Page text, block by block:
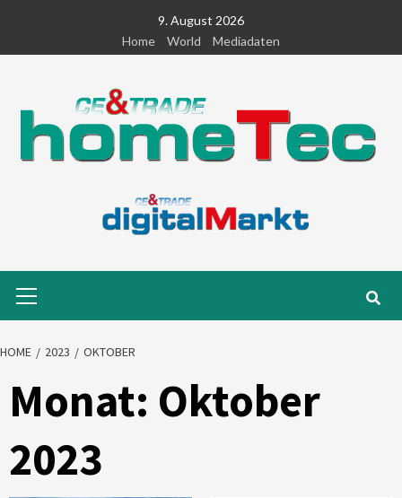
content
9. August 2026
Home
World Mediadaten
Menu
HOME 2023 OKTOBER
Monat: Oktober
2023